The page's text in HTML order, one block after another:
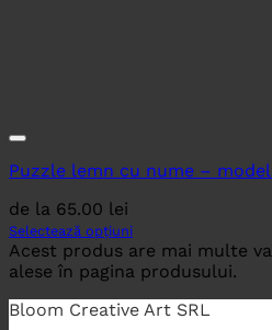
Puzzle lemn cu nume –
de la 65.00 lei
Selectează opțiuni
Acest produs are mai multe
alese în pagina produsului.
Bloom Creative Art SRL